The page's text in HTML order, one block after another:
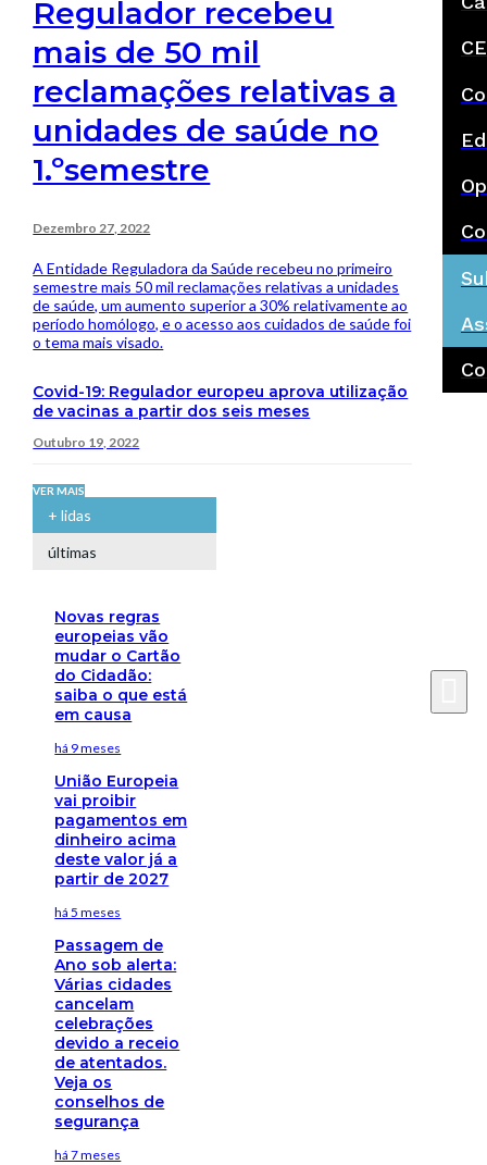
Regulador recebeu
mais de 50 mil
reclamações relativas a
unidades de saúde no
1.ºsemestre
Dezembro 27, 2022
A Entidade Reguladora da Saúde recebeu no primeiro
semestre mais 50 mil reclamações relativas a unidades
de saúde, um aumento superior a 30% relativamente ao
período homólogo, e o acesso aos cuidados de saúde foi
o tema mais visado.
Covid-19: Regulador europeu aprova utilização
de vacinas a partir dos seis meses
Outubro 19, 2022
VER MAIS
+ lidas
últimas
Novas regras
europeias vão
mudar o Cartão
do Cidadão:
saiba o que está
em causa
há 9 meses
União Europeia
vai proibir
pagamentos em
dinheiro acima
deste valor já a
partir de 2027
há 5 meses
Passagem de
Ano sob alerta:
Várias cidades
cancelam
celebrações
devido a receio
de atentados.
Veja os
conselhos de
segurança
há 7 meses